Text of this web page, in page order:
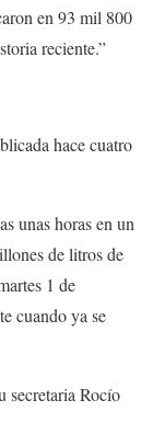
en 93 mil 800
reciente.”
hace cuatro
unas horas en un
de litros de
1 de
cuando ya se
Rocío